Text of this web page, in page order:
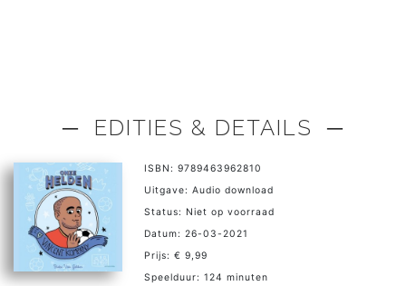
─ EDITIES & DETAILS ─
ISBN: 9789463962810
Uitgave: Audio download
Status: Niet op voorraad
Datum: 26-03-2021
Prijs: € 9,99
Speelduur: 124 minuten